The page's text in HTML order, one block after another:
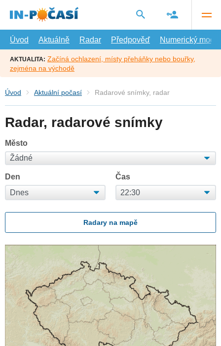
hlavní
Úvod
Aktuálně Radar Předpověď Numerický model
AKTUALITA: Začíná ochlazení, místy přeháňky nebo bouřky,
zejména na východě
Úvod Aktuální počasí Radarové snímky, radar
Radar, radarové snímky
Město
Den Čas
Radary na mapě